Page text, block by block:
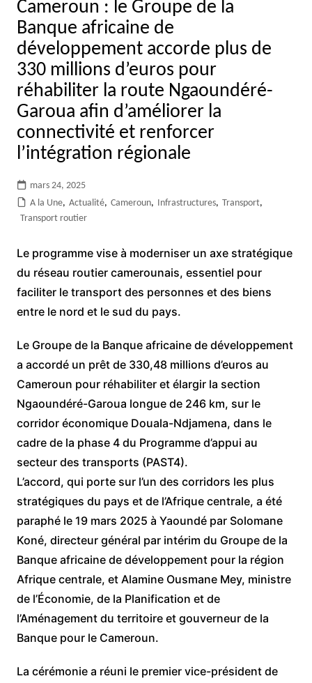
Cameroun : le Groupe de la
Banque africaine de
développement accorde plus de
330 millions d’euros pour
réhabiliter la route Ngaoundéré-
Garoua afin d’améliorer la
connectivité et renforcer
l’intégration régionale
mars 24, 2025
A la Une, Actualité, Cameroun, Infrastructures, Transport,
Transport routier
Le programme vise à moderniser un axe stratégique
du réseau routier camerounais, essentiel pour
faciliter le transport des personnes et des biens
entre le nord et le sud du pays.
Le Groupe de la Banque africaine de développement
a accordé un prêt de 330,48 millions d’euros au
Cameroun pour réhabiliter et élargir la section
Ngaoundéré-Garoua longue de 246 km, sur le
corridor économique Douala-Ndjamena, dans le
cadre de la phase 4 du Programme d’appui au
secteur des transports (PAST4).
L’accord, qui porte sur l’un des corridors les plus
stratégiques du pays et de l’Afrique centrale, a été
paraphé le 19 mars 2025 à Yaoundé par Solomane
Koné, directeur général par intérim du Groupe de la
Banque africaine de développement pour la région
Afrique centrale, et Alamine Ousmane Mey, ministre
de l’Économie, de la Planification et de
l’Aménagement du territoire et gouverneur de la
Banque pour le Cameroun.
La cérémonie a réuni le premier vice-président de